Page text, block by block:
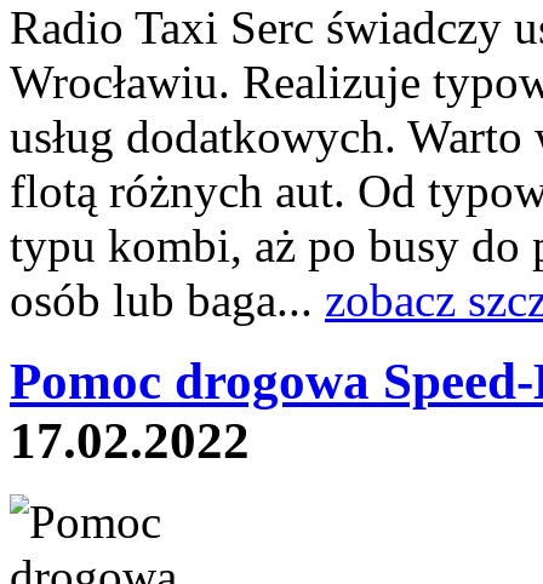
Radio Taxi Serc świadczy
Wrocławiu. Realizuje
usług dodatkowych.
flotą różnych aut. Od
typu kombi, aż po busy do
osób lub baga... zobacz
Pomoc drogowa
17.02.2022